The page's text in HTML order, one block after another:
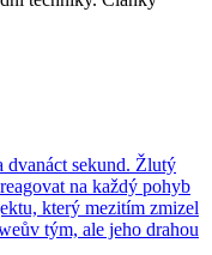
dvanáct sekund. Žlutý
na každý pohyb
který mezitím zmizel
tým, ale jeho drahou